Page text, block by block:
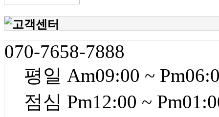
070-7658-7888
평일 Am09:00 ~
점심 Pm12:00 ~